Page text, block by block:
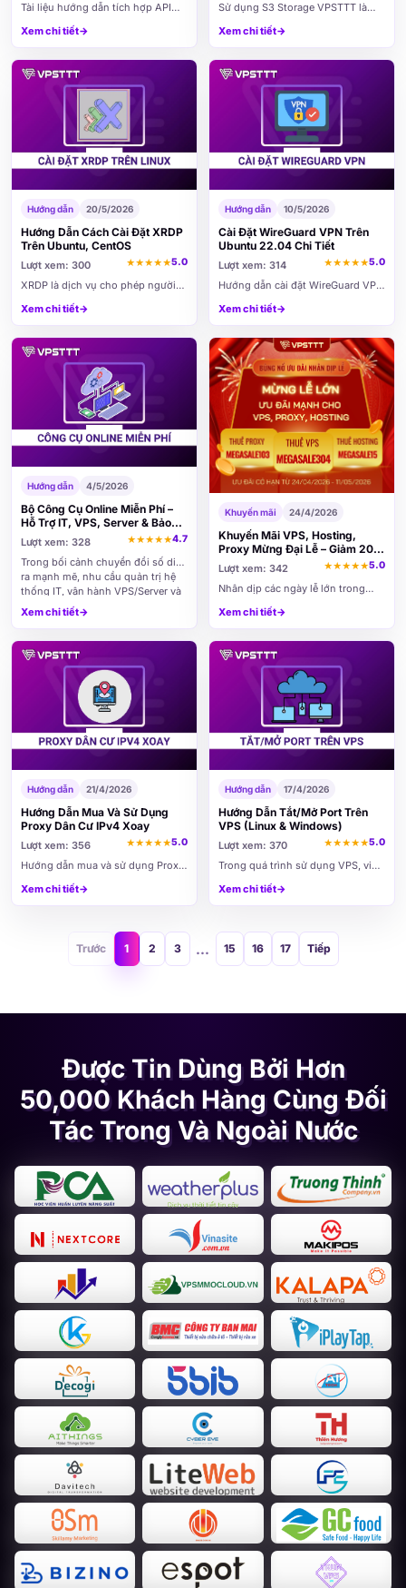
Tài liệu hướng dẫn tích hợp API
lưu trữ S3/MinIO theo chuẩn S3
Compatible: cấu hình endpoint,
xác thực AWS Signature V4,
presigned URL, AWS CLI, MinIO
Client, SDK Node.js/PHP, CORS,
policy bảo mật và checklist bàn
Xem chi tiết→
Sử dụng S3 Storage VPSTTT là
dịch vụ lưu trữ dữ liệu tương thích
chuẩn S3, phù hợp để backup
website, VPS, server, lưu trữ hình
ảnh, video và tài liệu. Bài viết này
hướng dẫn cách đăng nhập, tạo
bucket, upload/download file và
cấu hình kết nối S3 bằng các công
cụ phổ biến.
Xem chi tiết→
Hướng dẫn 20/5/2026
Hướng Dẫn Cách Cài Đặt XRDP
Trên Ubuntu, CentOS
Lượt xem: 300 ★★★★★5.0
XRDP là dịch vụ cho phép người
dùng truy cập giao diện đồ họa
của máy chủ Linux thông qua
Remote Desktop Protocol. Với
XRDP, bạn có thể kết nối từ
Windows bằng công cụ Remote...
Xem chi tiết→
Hướng dẫn 10/5/2026
Cài Đặt WireGuard VPN Trên
Ubuntu 22.04 Chi Tiết
Lượt xem: 314 ★★★★★5.0
Hướng dẫn cài đặt WireGuard VPN
trên Ubuntu 22.04 chi tiết cho
người mới. Bao gồm cấu hình
server, tạo client, kết nối điện thoại
và kiểm tra VPN.
Xem chi tiết→
Hướng dẫn 4/5/2026
Bộ Công Cụ Online Miễn Phí –
Hỗ Trợ IT, VPS, Server & Bảo
Mật Toàn Diện
Lượt xem: 328 ★★★★★4.7
Trong bối cảnh chuyển đổi số diễn
ra mạnh mẽ, nhu cầu quản trị hệ
thống IT, vận hành VPS/Server và
đảm bảo an ninh mạng ngày càng
trở nên quan trọng đối với cả cá
Xem chi tiết→
Khuyến mãi 24/4/2026
Khuyến Mãi VPS, Hosting,
Proxy Mừng Đại Lễ – Giảm 20%
Trọn Đời
Lượt xem: 342 ★★★★★5.0
Nhân dịp các ngày lễ lớn trong
năm, Công ty Cổ Phần Tập Đoàn
VPSTTT triển khai chương trình
khuyến mãi VPS, Hosting, Proxy
đặc biệt dành cho khách hàng
đang có nhu cầu sử dụng hạ...
Xem chi tiết→
Hướng dẫn 21/4/2026
Hướng Dẫn Mua Và Sử Dụng
Proxy Dân Cư IPv4 Xoay
Lượt xem: 356 ★★★★★5.0
Hướng dẫn mua và sử dụng Proxy
Dân Cư Xoay tại VPSTTT từ A–Z.
Tìm hiểu cách đặt mua, cấu hình
proxy, đổi giao thức, xác thực
IP và quản lý bằng API.
Xem chi tiết→
Hướng dẫn 17/4/2026
Hướng Dẫn Tắt/Mở Port Trên
VPS (Linux & Windows)
Lượt xem: 370 ★★★★★5.0
Trong quá trình sử dụng VPS, việc
mở và tắt port là thao tác cần thiết
để các dịch vụ có thể hoạt động
và truy cập từ bên ngoài. Tuy
bạn có thể gặp...
Xem chi tiết→
Trước 1 2 3 ... 15 16 17 Tiếp
Được Tin Dùng Bởi Hơn
50,000 Khách Hàng Cùng Đối
Tác Trong Và Ngoài Nước